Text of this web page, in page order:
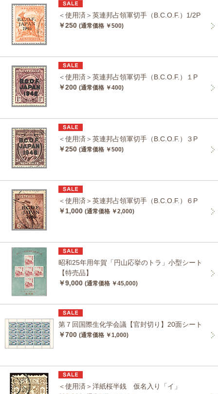
＜使用済＞英連邦占領軍切手（B.C.O.F.）1/2P
￥250 (通常価格 ￥500)
＜使用済＞英連邦占領軍切手（B.C.O.F.）１P
￥200 (通常価格 ￥400)
＜使用済＞英連邦占領軍切手（B.C.O.F.）３P
￥250 (通常価格 ￥500)
＜使用済＞英連邦占領軍切手（B.C.O.F.）６P
￥1,000 (通常価格 ￥2,000)
昭和25年用年賀「円山応挙のトラ」小型シート
【特売品】
￥9,000 (通常価格 ￥45,000)
第７回国際生化学会議【官封切り】20面シート
￥700 (通常価格 ￥1,000)
＜使用済＞洋紙桜半銭 仮名入り「イ」